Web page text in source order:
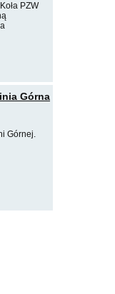
PZW
Górna
Górnej.